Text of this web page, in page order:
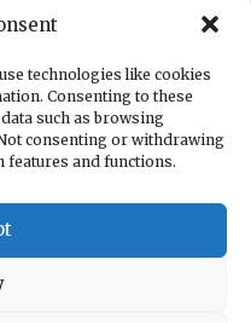
technologies like cookies
Consenting to these
such as browsing
consenting or withdrawing
features and functions.
390 Millennium
07.08.2026